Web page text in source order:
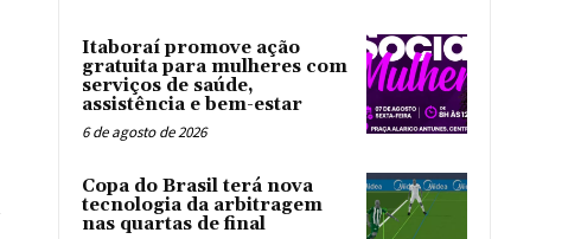
Itaboraí promove ação
gratuita para mulheres com
serviços de saúde,
assistência e bem-estar
6 de agosto de 2026
Copa do Brasil terá nova
tecnologia da arbitragem
nas quartas de final